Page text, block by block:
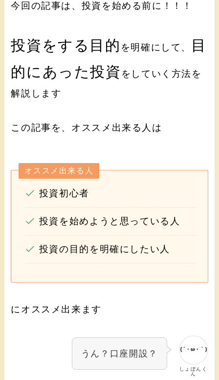
今回の記事は、投資を始める前に！！！
投資をする目的 を明確にして、
目
的にあった投資 をしていく方法を
解説します
この記事を、オススメ出来る人は
オススメ出来る人
投資初心者
投資を始めようと思っている人
投資の目的を明確にしたい人
にオススメ出来ます
しょぼんく
ん
うん？口座開設？